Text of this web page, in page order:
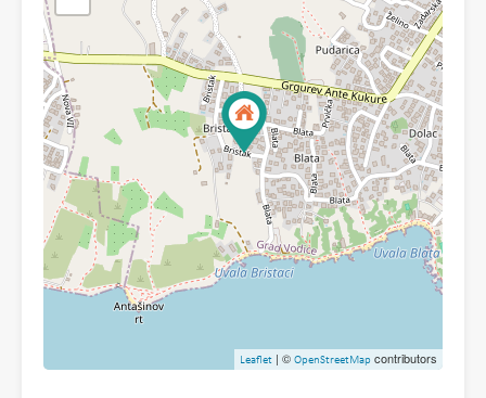
Leaflet | © OpenStreetMap contributors